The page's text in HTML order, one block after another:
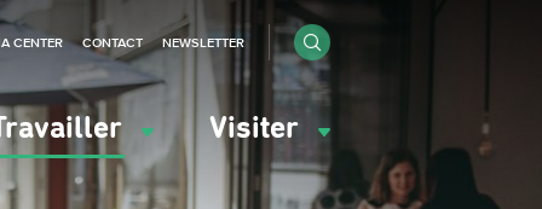
Visiter
CENTER CONTACT NEWSLETTER